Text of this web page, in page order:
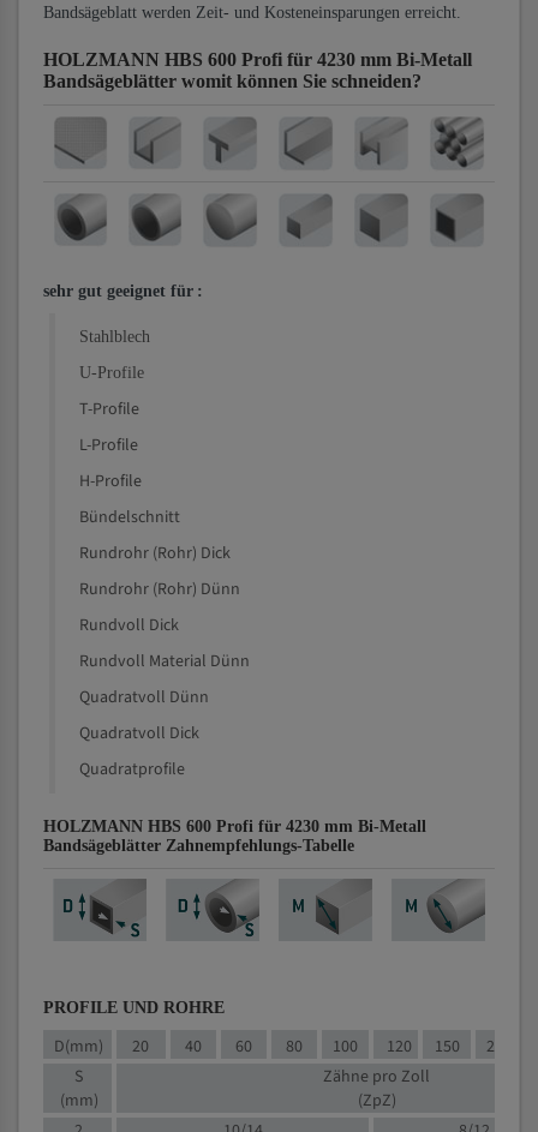
Bandsägeblatt werden Zeit- und Kosteneinsparungen erreicht.
HOLZMANN HBS 600 Profi für 4230 mm Bi-Metall
Bandsägeblätter womit können Sie schneiden?
sehr gut geeignet für :
Stahlblech
U-Profile
T-Profile
L-Profile
H-Profile
Bündelschnitt
Rundrohr (Rohr) Dick
Rundrohr (Rohr) Dünn
Rundvoll Dick
Rundvoll Material Dünn
Quadratvoll Dünn
Quadratvoll Dick
Quadratprofile
HOLZMANN HBS 600 Profi für 4230 mm Bi-Metall
Bandsägeblätter Zahnempfehlungs-Tabelle
PROFILE UND ROHRE
D(mm) 20 40 60 80 100 120 150 200
S
(mm)
Zähne pro Zoll
(ZpZ)